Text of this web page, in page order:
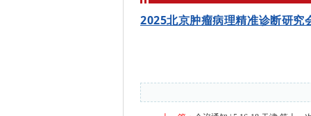
2025北京肿瘤病理精准诊断研